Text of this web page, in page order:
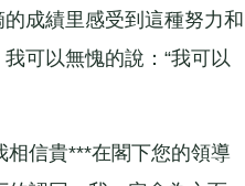
成績里感受到這種努力和
可以無愧的說：“我可以
信貴***在閣下您的領導